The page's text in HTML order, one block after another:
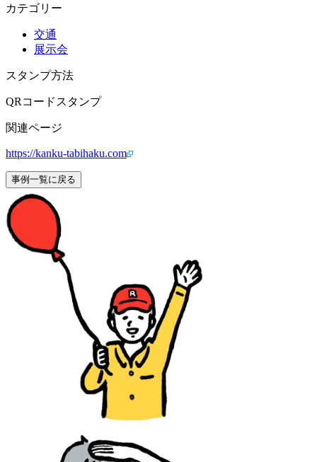
カテゴリー
交通
展示会
スタンプ方法
QRコードスタンプ
関連ページ
https://kanku-tabihaku.com
事例一覧に戻る